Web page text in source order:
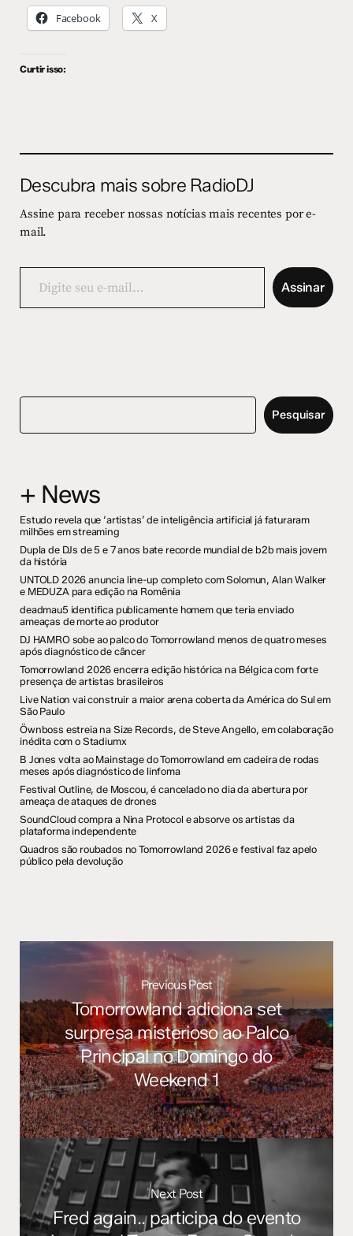
Facebook X
Curtir isso:
Descubra mais sobre RadioDJ
Assine para receber nossas notícias mais recentes por e-
mail.
mail…
Assinar
Pesquisar
+ News
Estudo revela que ‘artistas’ de inteligência artificial já faturaram
milhões em streaming
Dupla de DJs de 5 e 7 anos bate recorde mundial de b2b mais jovem
da história
UNTOLD 2026 anuncia line-up completo com Solomun, Alan Walker
e MEDUZA para edição na Romênia
deadmau5 identifica publicamente homem que teria enviado
ameaças de morte ao produtor
DJ HAMRO sobe ao palco do Tomorrowland menos de quatro meses
após diagnóstico de câncer
Tomorrowland 2026 encerra edição histórica na Bélgica com forte
presença de artistas brasileiros
Live Nation vai construir a maior arena coberta da América do Sul em
São Paulo
Öwnboss estreia na Size Records, de Steve Angello, em colaboração
inédita com o Stadiumx
B Jones volta ao Mainstage do Tomorrowland em cadeira de rodas
meses após diagnóstico de linfoma
Festival Outline, de Moscou, é cancelado no dia da abertura por
ameaça de ataques de drones
SoundCloud compra a Nina Protocol e absorve os artistas da
plataforma independente
Quadros são roubados no Tomorrowland 2026 e festival faz apelo
público pela devolução
Previous Post
Tomorrowland adiciona set
surpresa misterioso ao Palco
Principal no Domingo do
Weekend 1
Next Post
Fred again.. participa do evento